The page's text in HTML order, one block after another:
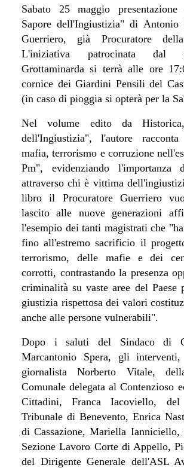
Sabato 25 maggio
Sapore dell'Ingiustizia" di Antonio
Guerriero, già Procuratore
L'iniziativa patrocinata dal
Grottaminarda si terrà alle ore
cornice dei Giardini Pensili del
(in caso di pioggia si opterà per la
Nel volume edito da
dell'Ingiustizia", l'autore
mafia, terrorismo e corruzione
Pm", evidenziando l'importanza
attraverso chi è vittima
libro il Procuratore Guerriero
lascito alle nuove generazioni
l'esempio dei tanti magistrati che
fino all'estremo sacrificio il
terrorismo, delle mafie e dei
corrotti, contrastando la presenza
criminalità su vaste aree del Paese
giustizia rispettosa dei valori
anche alle persone vulnerabili".
Dopo i saluti del Sindaco di
Marcantonio Spera, gli
giornalista Norberto Vitale,
Comunale delegata al Contenzioso
Cittadini, Franca Iacoviello,
Tribunale di Benevento, Enrica
di Cassazione, Mariella Ianniciello,
Sezione Lavoro Corte di Appello,
del Dirigente Generale dell'ASL